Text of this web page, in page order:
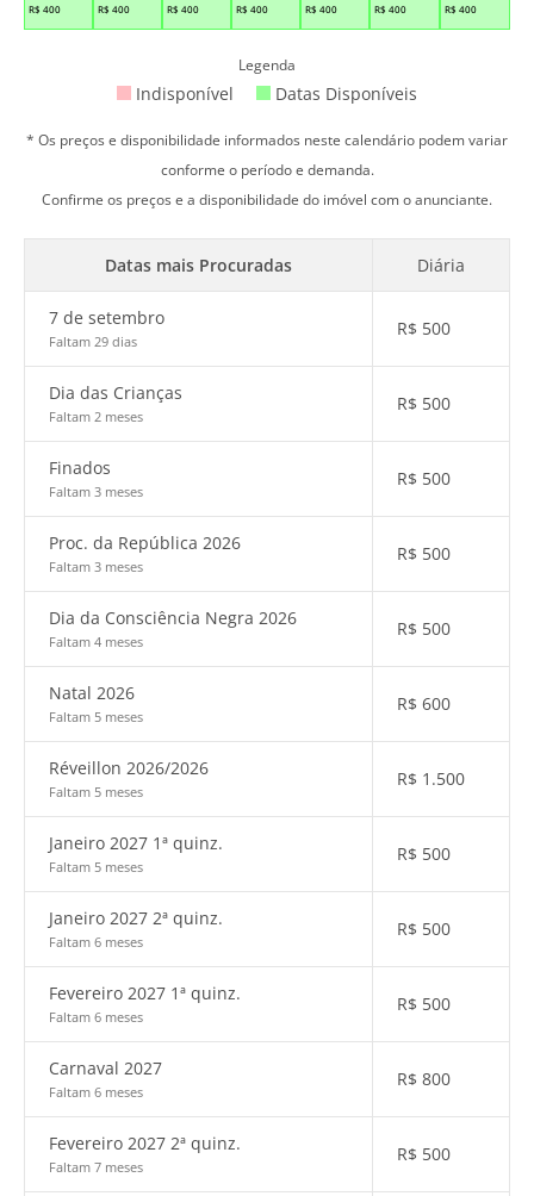
R$ 400 R$ 400 R$ 400 R$ 400 R$ 400 R$ 400 R$ 400
Legenda
Indisponível Datas Disponíveis
* Os preços e disponibilidade informados neste calendário podem variar
conforme o período e demanda.
Confirme os preços e a disponibilidade do imóvel com o anunciante.
Datas mais Procuradas Diária
7 de setembro
Faltam 29 dias
R$ 500
Dia das Crianças
Faltam 2 meses
R$ 500
Finados
Faltam 3 meses
R$ 500
Proc. da República 2026
Faltam 3 meses
R$ 500
Dia da Consciência Negra 2026
Faltam 4 meses
R$ 500
Natal 2026
Faltam 5 meses
R$ 600
Réveillon 2026/2026
Faltam 5 meses
R$ 1.500
Janeiro 2027 1ª quinz.
Faltam 5 meses
R$ 500
Janeiro 2027 2ª quinz.
Faltam 6 meses
R$ 500
Fevereiro 2027 1ª quinz.
Faltam 6 meses
R$ 500
Carnaval 2027
Faltam 6 meses
R$ 800
Fevereiro 2027 2ª quinz.
Faltam 7 meses
R$ 500